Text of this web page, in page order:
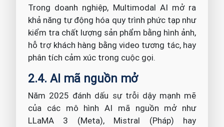
Trong doanh nghiệp, Multimodal AI mở ra
khả năng tự động hóa quy trình phức tạp như
kiểm tra chất lượng sản phẩm bằng hình ảnh,
hỗ trợ khách hàng bằng video tương tác, hay
phân tích cảm xúc trong cuộc gọi.
2.4. AI mã nguồn mở
Năm 2025 đánh dấu sự trỗi dậy mạnh mẽ
của các mô hình AI mã nguồn mở như
LLaMA 3 (Meta), Mistral (Pháp) hay